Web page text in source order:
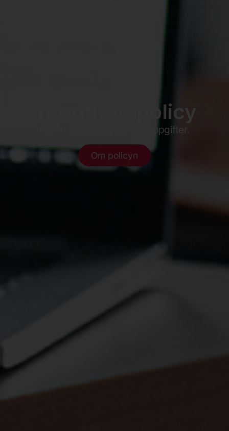
Integritetspolicy
Hur vi behandlar personuppgifter.
Om policyn